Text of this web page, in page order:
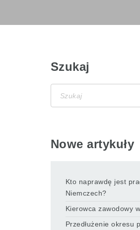
Szukaj
Nowe artykuły
Kto naprawdę jest
Niemczech?
Kierowca zawodowy
Przedłużenie okresu